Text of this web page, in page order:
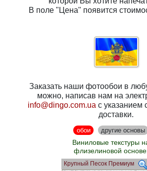
В поле"Цена" появится
Заказать наши фотообои в
можно, написав нам на
info@dingo.com.ua с указанием
доставки.
обои другие основы
Виниловые текстуры
флизелиновой
Крупный Песок Премиум